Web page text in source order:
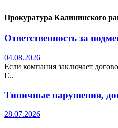
Прокуратура Калининского
Ответственность за
04.08.2026
Если компания заключает
Г...
Типичные нарушения,
28.07.2026